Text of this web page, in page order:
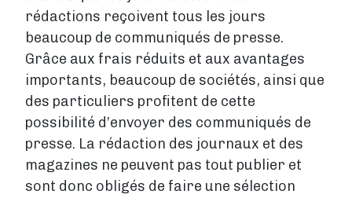
rédactions reçoivent tous les jours
beaucoup de communiqués de presse.
Grâce aux frais réduits et aux avantages
importants, beaucoup de sociétés, ainsi que
des particuliers profitent de cette
possibilité d’envoyer des communiqués de
presse. La rédaction des journaux et des
magazines ne peuvent pas tout publier et
sont donc obligés de faire une sélection